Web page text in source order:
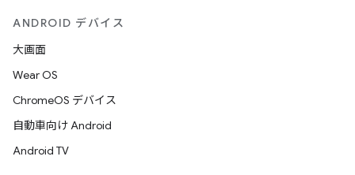
ANDROID デバイス
大画面
Wear OS
ChromeOS デバイス
自動車向け Android
Android TV